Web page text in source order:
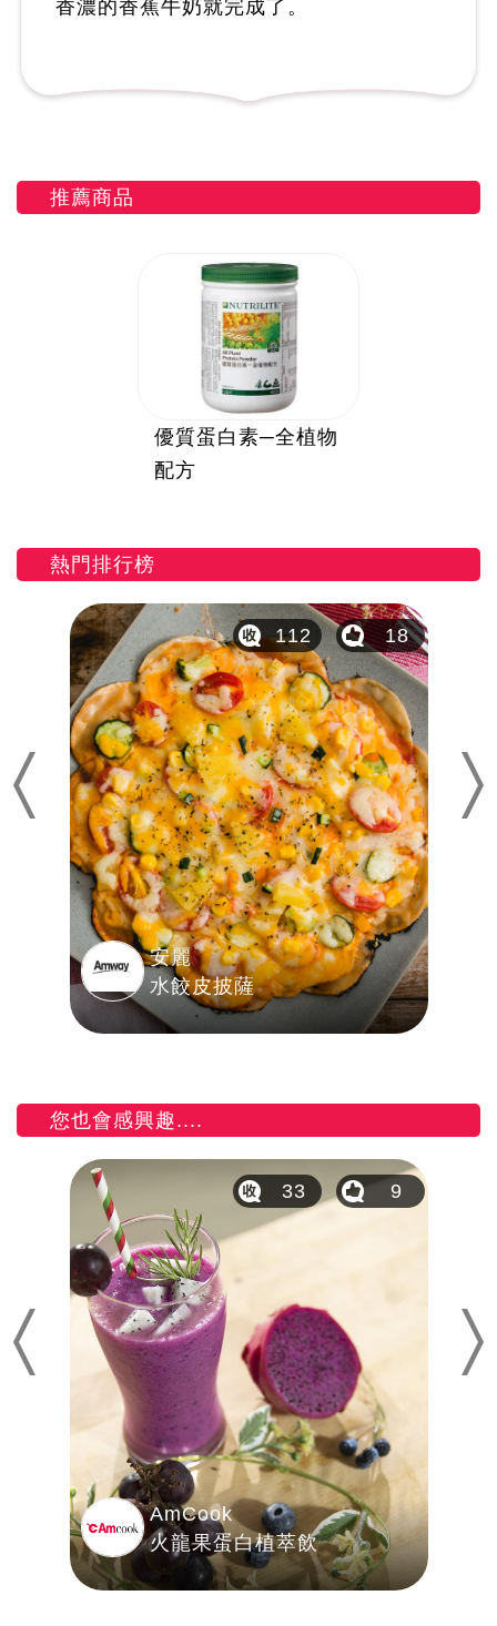
香濃的香蕉牛奶就完成了。
推薦商品
優質蛋白素─全植物
配方
熱門排行榜
Previous
安麗
水餃皮披薩
112 18
Next
您也會感興趣....
Previous
AmCook
火龍果蛋白植萃飲
33 9
Next